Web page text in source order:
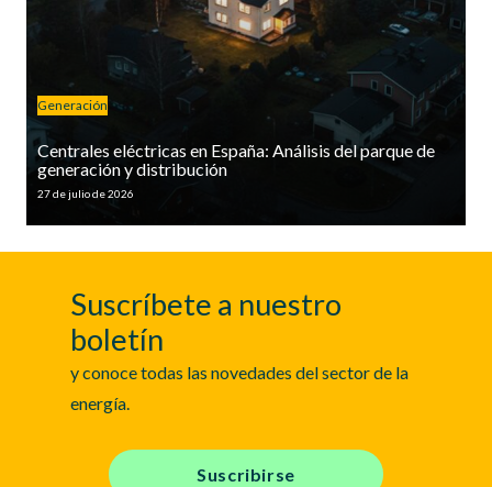
Generación
Centrales eléctricas en España: Análisis del parque de
generación y distribución
27 de julio de 2026
Suscríbete a nuestro
boletín
y conoce todas las novedades del sector de la
energía.
Suscribirse